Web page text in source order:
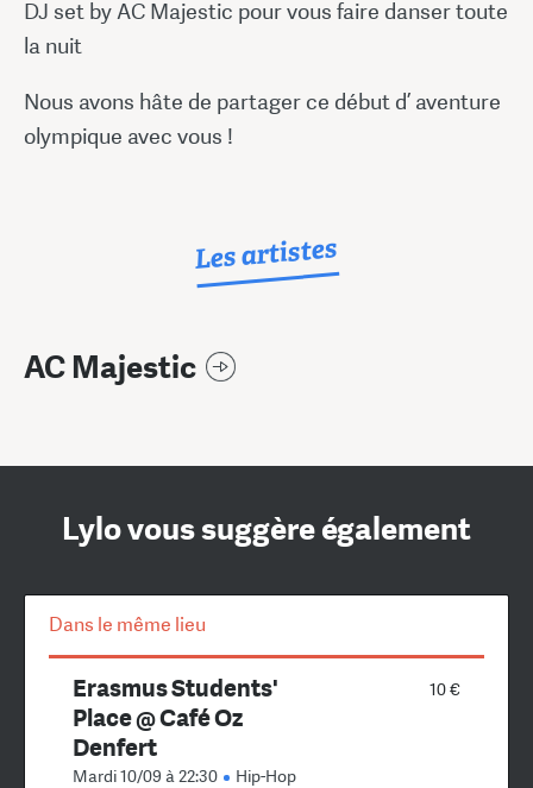
DJ set by AC Majestic pour vous faire danser toute
la nuit
Nous avons hâte de partager ce début d’ aventure
olympique avec vous !
Les artistes
AC Majestic
Lylo vous suggère également
Dans le même lieu
10 €
Erasmus Students'
Place @ Café Oz
Denfert
Mardi 10/09 à 22:30 Hip-Hop